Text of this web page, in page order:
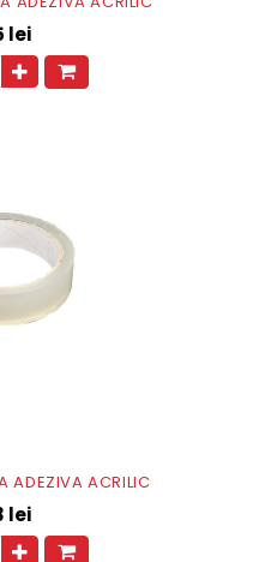
lei
ADEZIVA ACRILIC
lei